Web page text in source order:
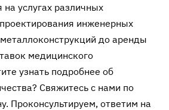
услугах различных
инженерных
до аренды
медицинского
узнать подробнее об
Свяжитесь с нами по
Проконсультируем, ответим на